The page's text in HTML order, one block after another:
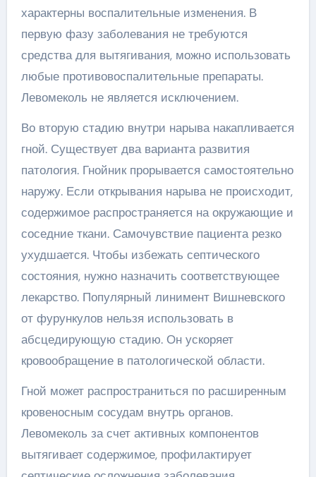
характерны воспалительные изменения. В
первую фазу заболевания не требуются
средства для вытягивания, можно использовать
любые противовоспалительные препараты.
Левомеколь не является исключением.
Во вторую стадию внутри нарыва накапливается
гной. Существует два варианта развития
патология. Гнойник прорывается самостоятельно
наружу. Если открывания нарыва не происходит,
содержимое распространяется на окружающие и
соседние ткани. Самочувствие пациента резко
ухудшается. Чтобы избежать септического
состояния, нужно назначить соответствующее
лекарство. Популярный линимент Вишневского
от фурункулов нельзя использовать в
абсцедирующую стадию. Он ускоряет
кровообращение в патологической области.
Гной может распространиться по расширенным
кровеносным сосудам внутрь органов.
Левомеколь за счет активных компонентов
вытягивает содержимое, профилактирует